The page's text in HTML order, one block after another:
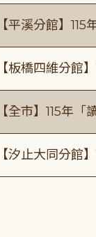
【平溪分館】115
【板橋四維分館
【全市】115年
【汐止大同分館